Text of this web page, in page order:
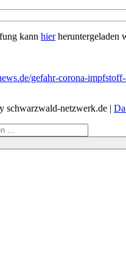
kann hierheruntergeladen
gefahr-corona-
schwarzwald-netzwerk.de |